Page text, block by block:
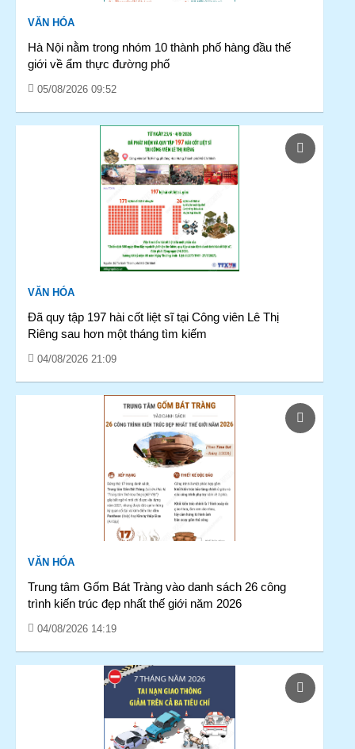
VĂN HÓA
Hà Nội nằm trong nhóm 10 thành phố hàng đầu thế
giới về ẩm thực đường phố
05/08/2026 09:52
VĂN HÓA
Đã quy tập 197 hài cốt liệt sĩ tại Công viên Lê Thị
Riêng sau hơn một tháng tìm kiếm
04/08/2026 21:09
VĂN HÓA
Trung tâm Gốm Bát Tràng vào danh sách 26 công
trình kiến trúc đẹp nhất thế giới năm 2026
04/08/2026 14:19